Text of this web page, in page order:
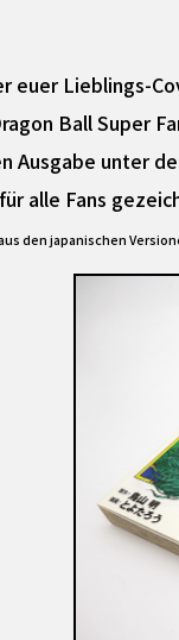
euer Lieblings-
Ball Super
Ausgabe unter
alle Fans
den japanischen